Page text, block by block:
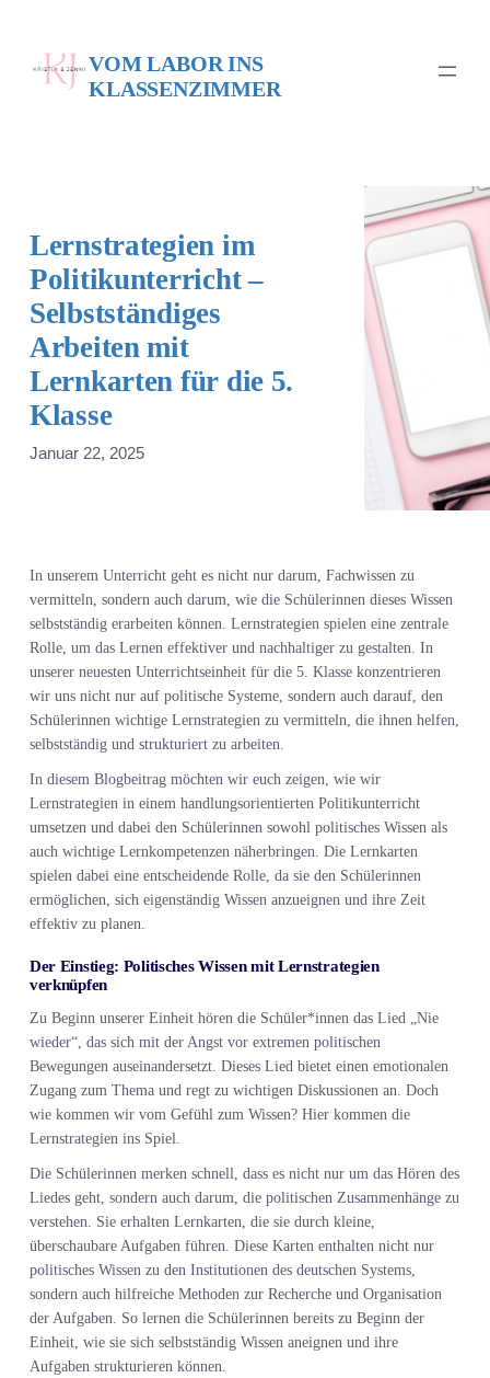
springen
VOM LABOR INS
KLASSENZIMMER
Lernstrategien im
Politikunterricht –
Selbstständiges
Arbeiten mit
Lernkarten für die 5.
Klasse
Januar 22, 2025
In unserem Unterricht geht es nicht nur darum, Fachwissen zu
vermitteln, sondern auch darum, wie die Schülerinnen dieses Wissen
selbstständig erarbeiten können. Lernstrategien spielen eine zentrale
Rolle, um das Lernen effektiver und nachhaltiger zu gestalten. In
unserer neuesten Unterrichtseinheit für die 5. Klasse konzentrieren
wir uns nicht nur auf politische Systeme, sondern auch darauf, den
Schülerinnen wichtige Lernstrategien zu vermitteln, die ihnen helfen,
selbstständig und strukturiert zu arbeiten.
In diesem Blogbeitrag möchten wir euch zeigen, wie wir
Lernstrategien in einem handlungsorientierten Politikunterricht
umsetzen und dabei den Schülerinnen sowohl politisches Wissen als
auch wichtige Lernkompetenzen näherbringen. Die Lernkarten
spielen dabei eine entscheidende Rolle, da sie den Schülerinnen
ermöglichen, sich eigenständig Wissen anzueignen und ihre Zeit
effektiv zu planen.
Der Einstieg: Politisches Wissen mit Lernstrategien
verknüpfen
Zu Beginn unserer Einheit hören die Schüler*innen das Lied „Nie
wieder“, das sich mit der Angst vor extremen politischen
Bewegungen auseinandersetzt. Dieses Lied bietet einen emotionalen
Zugang zum Thema und regt zu wichtigen Diskussionen an. Doch
wie kommen wir vom Gefühl zum Wissen? Hier kommen die
Lernstrategien ins Spiel.
Die Schülerinnen merken schnell, dass es nicht nur um das Hören des
Liedes geht, sondern auch darum, die politischen Zusammenhänge zu
verstehen. Sie erhalten Lernkarten, die sie durch kleine,
überschaubare Aufgaben führen. Diese Karten enthalten nicht nur
politisches Wissen zu den Institutionen des deutschen Systems,
sondern auch hilfreiche Methoden zur Recherche und Organisation
der Aufgaben. So lernen die Schülerinnen bereits zu Beginn der
Einheit, wie sie sich selbstständig Wissen aneignen und ihre
Aufgaben strukturieren können.